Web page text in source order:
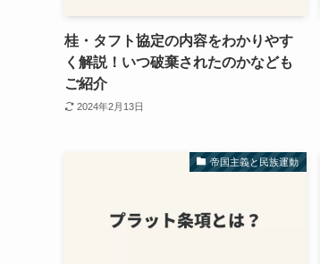
桂・タフト協定の内容をわかりやす
く解説！いつ破棄されたのかなども
ご紹介
2024年2月13日
帝国主義と民族運動